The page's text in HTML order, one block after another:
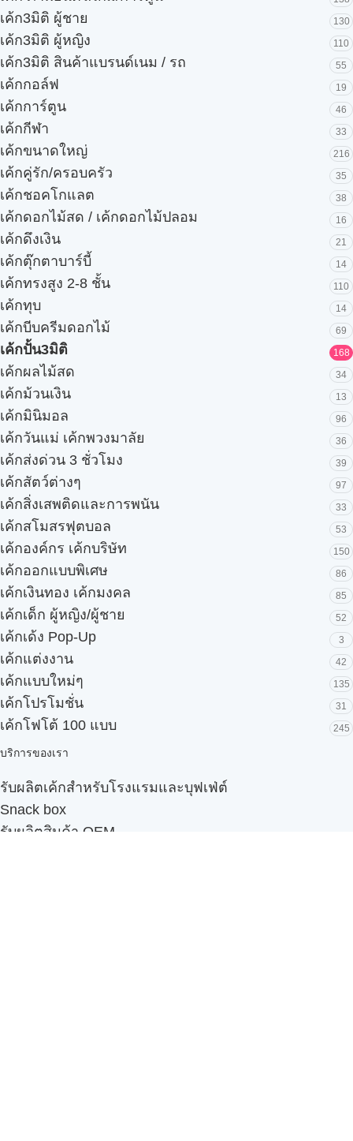
เค้ก3มิติ ผู้ชาย 130
เค้ก3มิติ ผู้หญิง 110
เค้ก3มิติ สินค้าแบรนด์เนม / รถ 55
เค้กกอล์ฟ 19
เค้กการ์ตูน 46
เค้กกีฬา 33
เค้กขนาดใหญ่ 216
เค้กคู่รัก/ครอบครัว 35
เค้กชอคโกแลต 38
เค้กดอกไม้สด / เค้กดอกไม้ปลอม 16
เค้กดึงเงิน 21
เค้กตุ๊กตาบาร์บี้ 14
เค้กทรงสูง 2-8 ชั้น 110
เค้กทุบ 14
เค้กบีบครีมดอกไม้ 69
เค้กปั้น3มิติ 168
เค้กผลไม้สด 34
เค้กม้วนเงิน 13
เค้กมินิมอล 96
เค้กวันแม่ เค้กพวงมาลัย 36
เค้กส่งด่วน 3 ชั่วโมง 39
เค้กสัตว์ต่างๆ 97
เค้กสิ่งเสพติดและการพนัน 33
เค้กสโมสรฟุตบอล 53
เค้กองค์กร เค้กบริษัท 150
เค้กออกแบบพิเศษ 86
เค้กเงินทอง เค้กมงคล 85
เค้กเด็ก ผู้หญิง/ผู้ชาย 52
เค้กเด้ง Pop-Up 3
เค้กแต่งงาน 42
เค้กแบบใหม่ๆ 135
เค้กโปรโมชั่น 31
เค้กโฟโต้ 100 แบบ 245
บริการของเรา
รับผลิตเค้กสำหรับโรงแรมและบุฟเฟ่ต์
Snack box
รับผลิตสินค้า OEM